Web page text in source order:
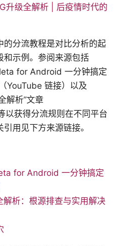
升级全解析 | 后疫情时代的
的分流教程是对比分析的起
和示例。参阅来源包括
for Android 一分钟搞定
YouTube 链接）以及
解析”文章
以获得分流规则在不同平台
用见下方来源链接。
for Android 一分钟搞定
析：根源排查与实用解决